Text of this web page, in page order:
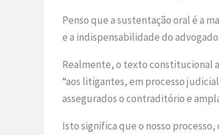
Penso que a sustentação oral é a
e a indispensabilidade do advogado.
Realmente, o texto constitucional
“aos litigantes, em processo
assegurados o contraditório e
Isto significa que o nosso